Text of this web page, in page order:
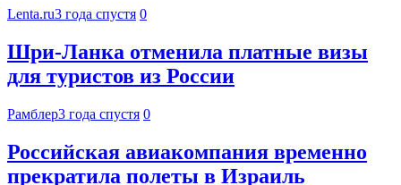
Lenta.ru3 года спустя 0
Шри-Ланка отменила платные визы
для туристов из России
Рамблер3 года спустя 0
Российская авиакомпания временно
прекратила полеты в Израиль